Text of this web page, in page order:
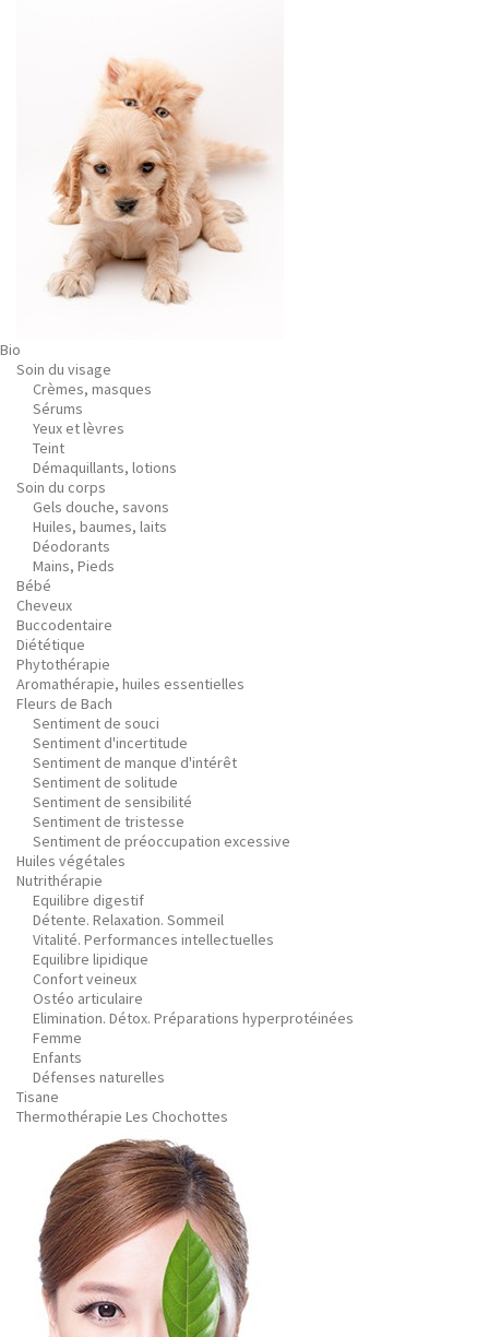
Bio
Soin du visage
Crèmes, masques
Sérums
Yeux et lèvres
Teint
Démaquillants, lotions
Soin du corps
Gels douche, savons
Huiles, baumes, laits
Déodorants
Mains, Pieds
Bébé
Cheveux
Buccodentaire
Diététique
Phytothérapie
Aromathérapie, huiles essentielles
Fleurs de Bach
Sentiment de souci
Sentiment d'incertitude
Sentiment de manque d'intérêt
Sentiment de solitude
Sentiment de sensibilité
Sentiment de tristesse
Sentiment de préoccupation excessive
Huiles végétales
Nutrithérapie
Equilibre digestif
Détente. Relaxation. Sommeil
Vitalité. Performances intellectuelles
Equilibre lipidique
Confort veineux
Ostéo articulaire
Elimination. Détox. Préparations hyperprotéinées
Femme
Enfants
Défenses naturelles
Tisane
Thermothérapie Les Chochottes